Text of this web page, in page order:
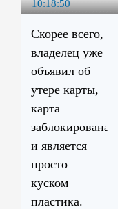
10:18:50
Скорее всего,
владелец уже
объявил об
утере карты,
карта
заблокирована
и является
просто
куском
пластика.